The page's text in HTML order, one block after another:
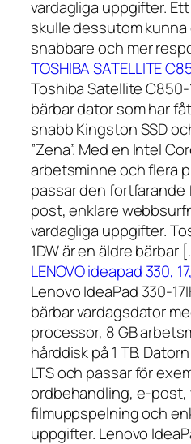
vardagliga uppgifter.
skulle dessutom
snabbare och mer
TOSHIBA SATELLITE
Toshiba Satellite C850-
bärbar dator som har
snabb Kingston SSD
”Zena”. Med en Intel
arbetsminne och flera
passar den
post, enklare
vardagliga uppgifter.
1DW är en äldre bärbar
LENOVO ideapad 330,
Lenovo IdeaPad 330-
bärbar vardagsdator
processor, 8 GB
hårddisk på 1 TB.
LTS och passar för
ordbehandling, e-post,
filmuppspelning och
uppgifter. Lenovo